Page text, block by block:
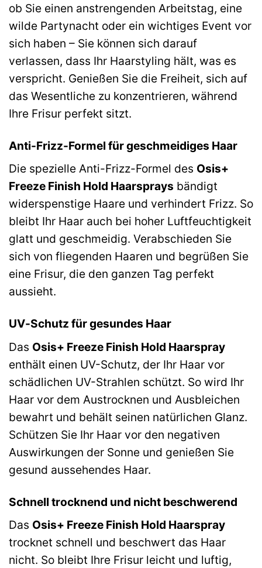
ob Sie einen anstrengenden Arbeitstag, eine
wilde Partynacht oder ein wichtiges Event vor
sich haben – Sie können sich darauf
verlassen, dass Ihr Haarstyling hält, was es
verspricht. Genießen Sie die Freiheit, sich auf
das Wesentliche zu konzentrieren, während
Ihre Frisur perfekt sitzt.
Anti-Frizz-Formel für geschmeidiges Haar
Die spezielle Anti-Frizz-Formel des Osis+
Freeze Finish Hold Haarsprays bändigt
widerspenstige Haare und verhindert Frizz. So
bleibt Ihr Haar auch bei hoher Luftfeuchtigkeit
glatt und geschmeidig. Verabschieden Sie
sich von fliegenden Haaren und begrüßen Sie
eine Frisur, die den ganzen Tag perfekt
aussieht.
UV-Schutz für gesundes Haar
Das Osis+ Freeze Finish Hold Haarspray
enthält einen UV-Schutz, der Ihr Haar vor
schädlichen UV-Strahlen schützt. So wird Ihr
Haar vor dem Austrocknen und Ausbleichen
bewahrt und behält seinen natürlichen Glanz.
Schützen Sie Ihr Haar vor den negativen
Auswirkungen der Sonne und genießen Sie
gesund aussehendes Haar.
Schnell trocknend und nicht beschwerend
Das Osis+ Freeze Finish Hold Haarspray
trocknet schnell und beschwert das Haar
nicht. So bleibt Ihre Frisur leicht und luftig,